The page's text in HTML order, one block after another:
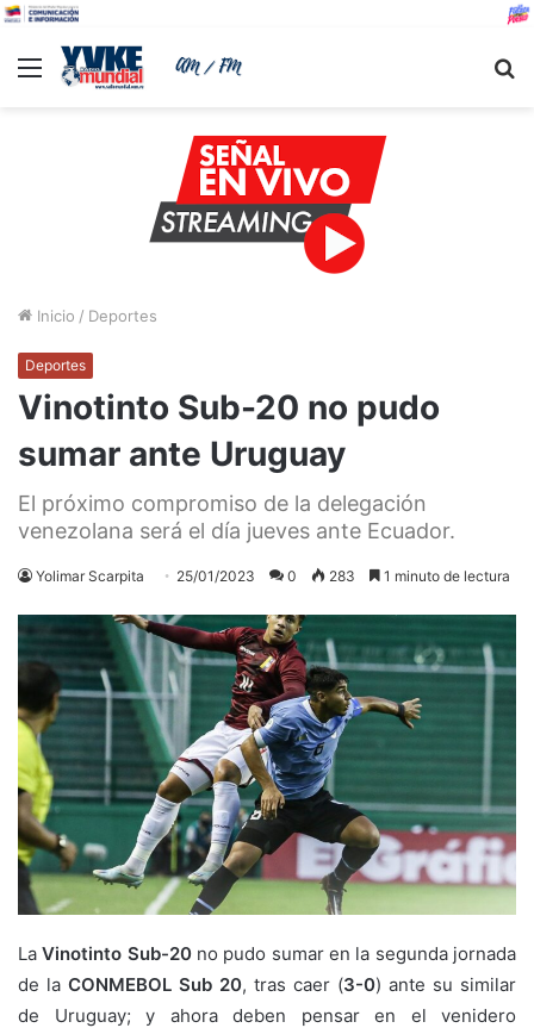
Menu
Inicio / Deportes
Deportes
Vinotinto Sub-20 no pudo
sumar ante Uruguay
El próximo compromiso de la delegación
venezolana será el día jueves ante Ecuador.
Yolimar Scarpita 25/01/2023 0 283 1 minuto de lectura
LaVinotinto Sub-20no pudo sumar en la segunda jornada
de la CONMEBOL Sub 20, tras caer (3-0) ante su similar
de Uruguay; y ahora deben pensar en el venidero